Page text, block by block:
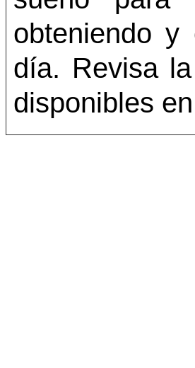
obteniendo y
día. Revisa
disponibles